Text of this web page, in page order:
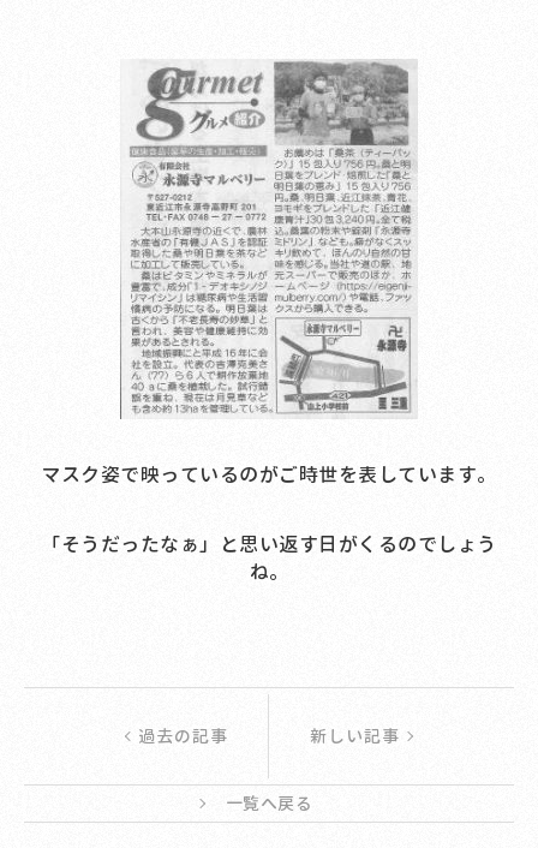
マスク姿で映っているのがご時世を表しています。
「そうだったなぁ」と思い返す日がくるのでしょう
ね。
過去の記事 新しい記事
一覧へ戻る